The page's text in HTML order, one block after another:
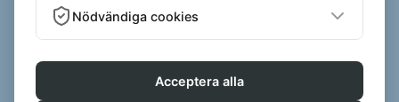
VI KAN SAMLA IN RECENSIONER VIA OBEROENDE PLATTFORMAR (T.EX.
TRUSTPILOT ELLER SIMPLY REVIEW). I SÅDANA FALL SKICKAS
AUTOMATISKA INBJUDNINGAR UT TILL KONSUMENTER EFTER ETT
ANVÄNDER SINA EGNA INTERNA KONTROLLSYSTEM FÖR ATT SÄKERSTÄLLA
RECENSIONERNAS ÄKTHET. VI KAN OCKSÅ VISA SKRIFTLIGA OMDÖMEN SOM